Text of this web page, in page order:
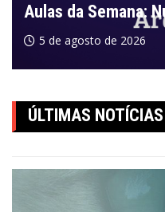
Aulas da Semana:
5 de agosto de 2026
ÚLTIMAS NOTÍCIAS